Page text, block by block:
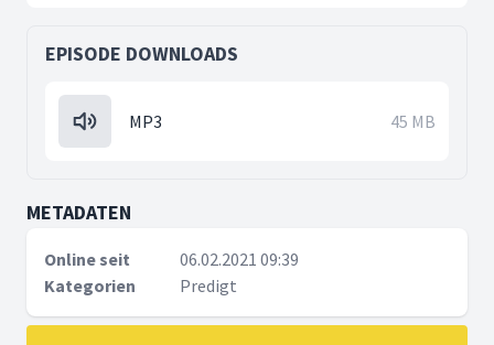
EPISODE DOWNLOADS
MP3 45 MB
METADATEN
Online seit
06.02.2021 09:39
Kategorien
Predigt